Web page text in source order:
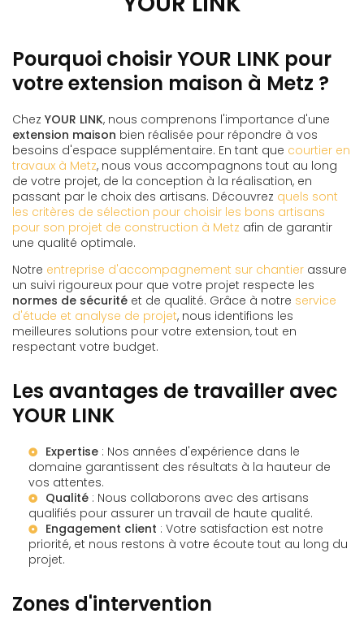
Pourquoi choisir YOUR LINK pour
votre extension maison à Metz ?
Chez YOUR LINK, nous comprenons l'importance d'une
extension maison bien réalisée pour répondre à vos
besoins d'espace supplémentaire. En tant que courtier en
travaux à Metz, nous vous accompagnons tout au long
de votre projet, de la conception à la réalisation, en
passant par le choix des artisans. Découvrez quels sont
les critères de sélection pour choisir les bons artisans
pour son projet de construction à Metz afin de garantir
une qualité optimale.
Notre entreprise d'accompagnement sur chantier assure
un suivi rigoureux pour que votre projet respecte les
normes de sécurité et de qualité. Grâce à notre service
d'étude et analyse de projet, nous identifions les
meilleures solutions pour votre extension, tout en
respectant votre budget.
Les avantages de travailler avec
YOUR LINK
Expertise : Nos années d'expérience dans le
domaine garantissent des résultats à la hauteur de
vos attentes.
Qualité : Nous collaborons avec des artisans
qualifiés pour assurer un travail de haute qualité.
Engagement client : Votre satisfaction est notre
priorité, et nous restons à votre écoute tout au long du
projet.
Zones d'intervention